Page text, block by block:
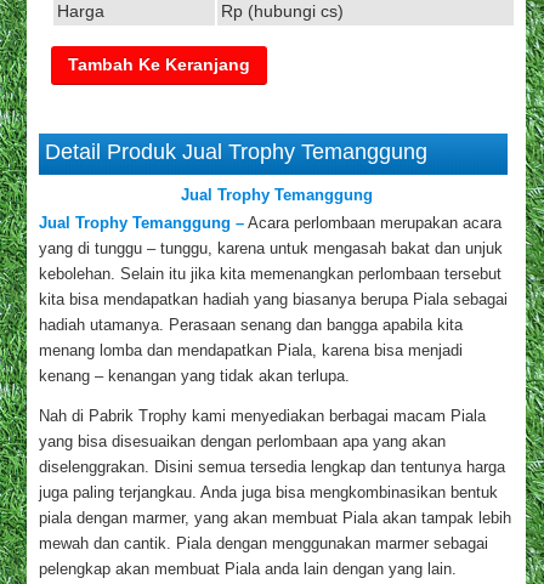
Harga
Rp (hubungi cs)
Detail Produk Jual Trophy Temanggung
Jual Trophy Temanggung
Jual Trophy Temanggung – Acara perlombaan merupakan acara
yang di tunggu – tunggu, karena untuk mengasah bakat dan unjuk
kebolehan. Selain itu jika kita memenangkan perlombaan tersebut
kita bisa mendapatkan hadiah yang biasanya berupa Piala sebagai
hadiah utamanya. Perasaan senang dan bangga apabila kita
menang lomba dan mendapatkan Piala, karena bisa menjadi
kenang – kenangan yang tidak akan terlupa.
Nah di Pabrik Trophy kami menyediakan berbagai macam Piala
yang bisa disesuaikan dengan perlombaan apa yang akan
diselenggrakan. Disini semua tersedia lengkap dan tentunya harga
juga paling terjangkau. Anda juga bisa mengkombinasikan bentuk
piala dengan marmer, yang akan membuat Piala akan tampak lebih
mewah dan cantik. Piala dengan menggunakan marmer sebagai
pelengkap akan membuat Piala anda lain dengan yang lain.